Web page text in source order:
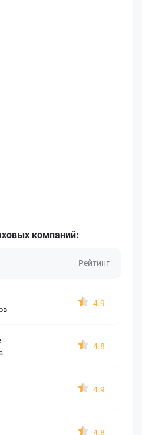
компаний:
Рейтинг
4.9
4.8
4.9
4.8